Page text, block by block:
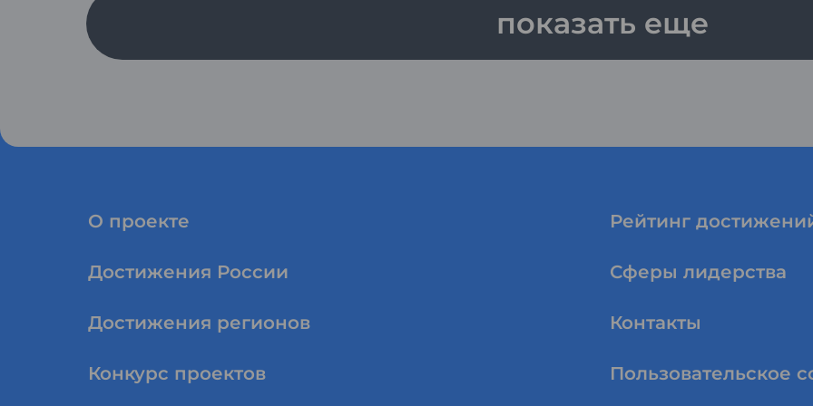
показать еще
О проекте
Достижения России
Достижения регионов
Конкурс проектов
Рейтинг
Сферы лидерства
Контакты
Пользовательское